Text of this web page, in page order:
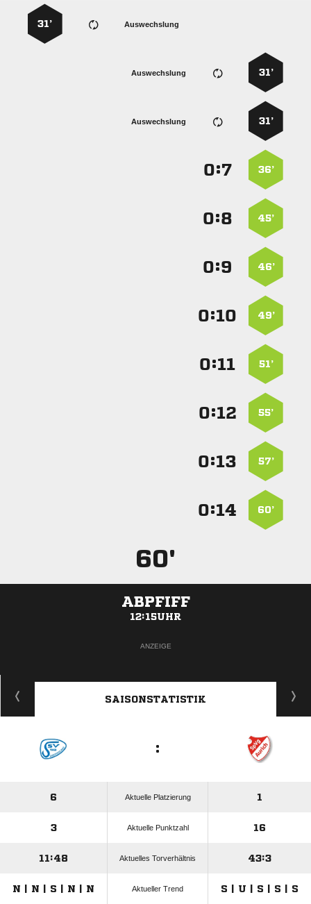
Auswechslung
31’
31’
Auswechslung
31’
Auswechslung
36’
:
45’
:
46’
:
49’
:
51’
:
55’
:
57’
:
60’
:
60'
ABPFIFF
12:15UHR
ANZEIGE
SAISONSTATISTIK
:
6 Aktuelle Platzierung 1
3 Aktuelle Punktzahl 16
11:48 Aktuelles Torverhältnis 43:3
N | N | S | N | N Aktueller Trend S | U | S | S | S